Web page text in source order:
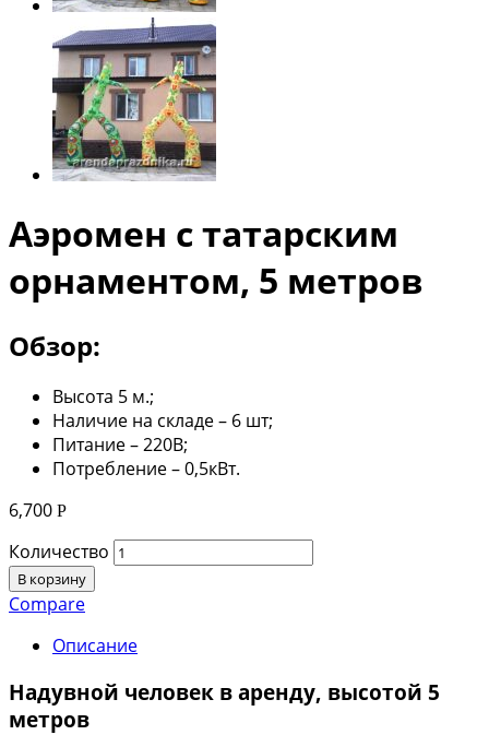
Аэромен с татарским
орнаментом, 5 метров
Обзор:
Высота 5 м.;
Наличие на складе – 6 шт;
Питание – 220В;
Потребление – 0,5кВт.
6,700 Р
Количество
В корзину
Compare
Описание
Надувной человек в аренду, высотой 5
метров